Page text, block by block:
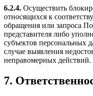
6.2.4. Осуществить
относящихся к
обращения или запроса
представителя либо
субъектов персональных
случае выявления
неправомерных действий.
7.